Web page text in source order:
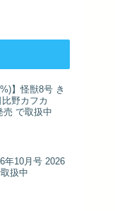
】怪獣8号 き
野カフカ
売 で取扱中
年10月号 2026
扱中